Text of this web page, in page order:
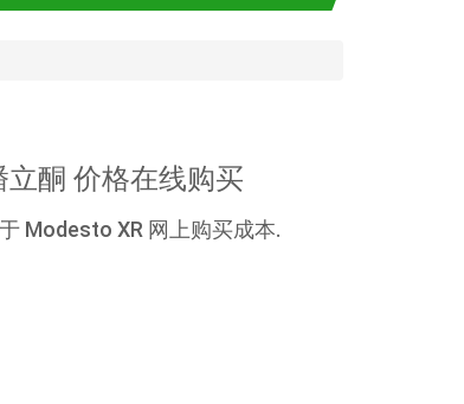
立酮 价格在线购买
Modesto XR 网上购买成本.